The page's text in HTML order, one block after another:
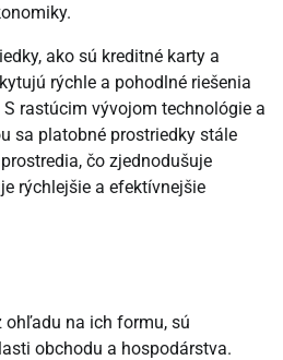
ako sú kreditné karty a
rýchle a pohodlné riešenia
rastúcim vývojom technológie a
sa platobné prostriedky stále
čo zjednodušuje
rýchlejšie a efektívnejšie
ohľadu na ich formu, sú
obchodu a hospodárstva.